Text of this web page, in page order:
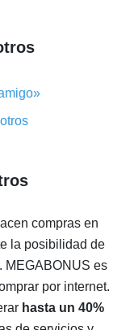
formas
dinero
lo imposible es
compras en
la posibilidad de
MEGABONUS es
por internet.
hasta un 40%